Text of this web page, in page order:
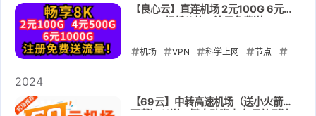
订阅 解锁GPT 专线 candytally
2025-08-23
【良心云】直连机场 2元100G 6元
锁，GPT解锁，支持新疆河南地区使
用
机场 VPN 科学上网 节点
2025-03-30
2024
【69云】中转高速机场（送小火箭